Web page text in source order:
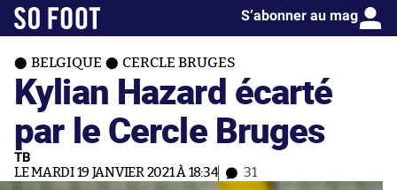
S’abonner au mag
BELGIQUE CERCLE BRUGES
Kylian Hazard écarté
par le Cercle Bruges
TB
LE MARDI 19 JANVIER 2021 À 18:34 31